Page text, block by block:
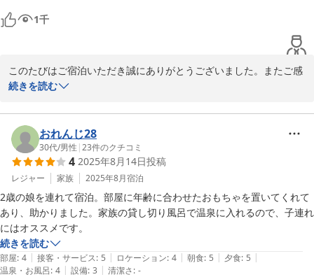
1千
このたびはご宿泊いただき誠にありがとうございました。またご感
想をお寄せいただき感謝いたします。
ゆっくりしていただけたとお聞きし、ほっといたしました。
お食事も気に入っていただけて、料理人のオーナーもとても喜んで
おりました。
ご満足いただけたとおっしゃっていただき光栄です。
ふるさと納税を活用したご宿泊に当宿をお選びいただきありがとう
ございました。また機会がございましたらお会いできる日を心より
お待ちしております。
このたびは本当にありがとうございました。
2025-09-21
続きを読む
おれんじ28
30代/男性 |23件のクチコミ
4 2025年8月14日投稿
レジャー 家族 2025年8月宿泊
2歳の娘を連れて宿泊。部屋に年齢に合わせたおもちゃを置いてくれて
あり、助かりました。家族の貸し切り風呂で温泉に入れるので、子連れ
にはオススメです。
続きを読む
部屋: 4 | 接客・サービス: 5 | ロケーション: 4 | 朝食: 5 | 夕食: 5 |
温泉・お風呂: 4 | 設備: 3 | 清潔さ: -